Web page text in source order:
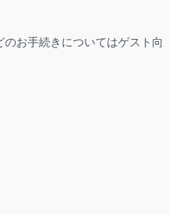
お手続きについてはゲスト向